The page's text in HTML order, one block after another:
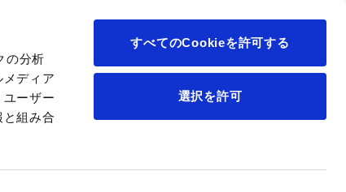
の分析
ディア
ーザー
組み合
すべてのCookieを許可する
選択を許可